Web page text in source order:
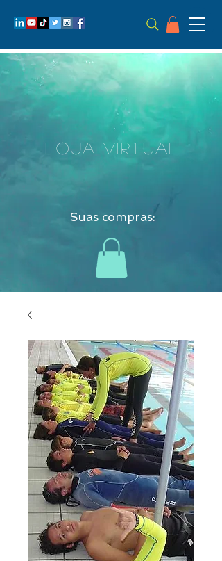
LOJA VIRTUAL
Suas compras: